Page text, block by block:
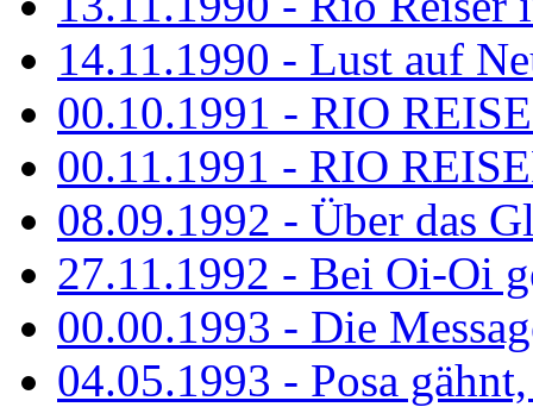
14.11.1990 - Lust auf
00.10.1991 - RIO
00.11.1991 - RIO
08.09.1992 - Über das
27.11.1992 - Bei Oi-Oi
00.00.1993 - Die
04.05.1993 - Posa